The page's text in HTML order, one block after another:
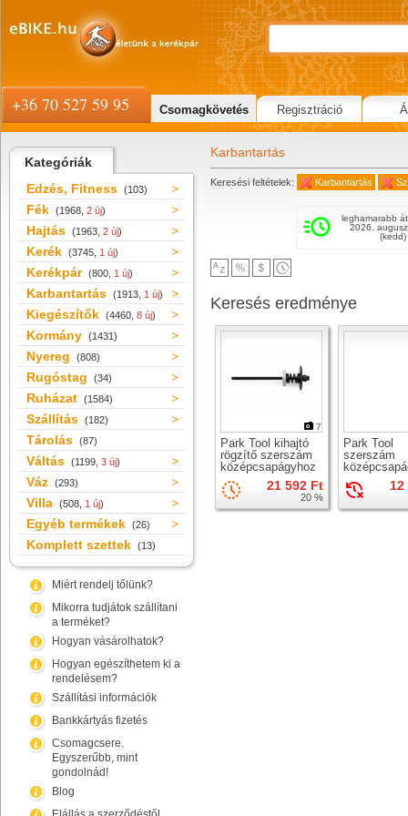
Kategóriák
Edzés, Fitness (103)
Fék (1968, 2 új)
Hajtás (1963, 2 új)
Kerék (3745, 1 új)
Kerékpár (800, 1 új)
Karbantartás (1913, 1 új)
Kiegészítők (4460, 8 új)
Kormány (1431)
Nyereg (808)
Rugóstag (34)
Ruházat (1584)
Szállítás (182)
Tárolás (87)
Váltás (1199, 3 új)
Váz (293)
Villa (508, 1 új)
Egyéb termékek (26)
Komplett szettek (13)
Miért rendelj tőlünk?
Mikorra tudjátok szállítani
a terméket?
Hogyan vásárolhatok?
Hogyan egészíthetem ki a
rendelésem?
Szállítási információk
Bankkártyás fizetés
Csomagcsere.
Egyszerűbb, mint
gondolnád!
Blog
Karbantartás
Keresési feltételek: Karbantartás
leghamarabb
2026.
(kedd)
Keresés eredménye
7
Park Tool kihajtó
rögzítő szerszám
középcsapágyhoz
21 592 Ft
20 %
Park Tool
szerszám
51,7mm,12
+36 70 527 59 95 Csomagkövetés Regisztráció